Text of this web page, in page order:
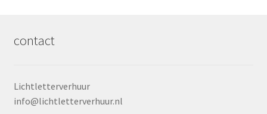
contact
Lichtletterverhuur
info@lichtletterverhuur.nl